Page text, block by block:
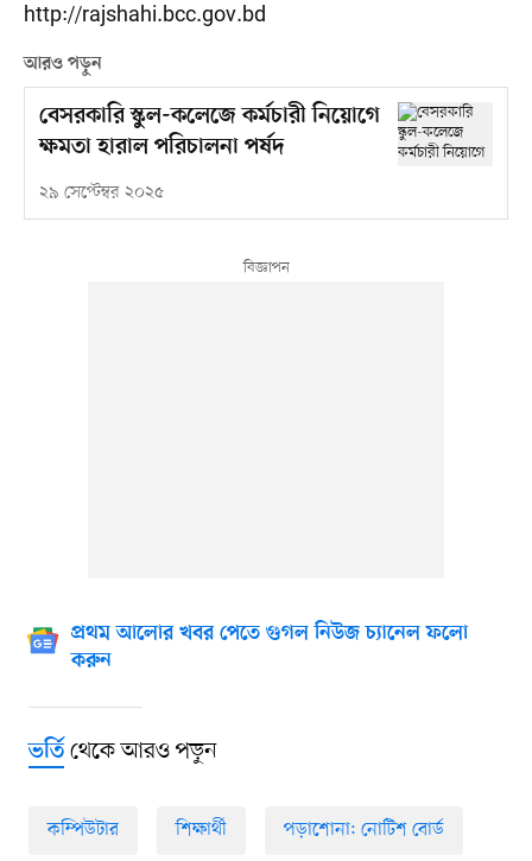
http://rajshahi.bcc.gov.bd
আরও পড়ুন
বেসরকারি স্কুল-কলেজে কর্মচারী নিয়োগে
ক্ষমতা হারাল পরিচালনা পর্ষদ
২৯ সেপ্টেম্বর ২০২৫
প্রথম আলোর খবর পেতে গুগল নিউজ চ্যানেল ফলো
করুন
ভর্তিথেকে আরও পড়ুন
কম্পিউটার শিক্ষার্থী পড়াশোনা: নোটিশ বোর্ড